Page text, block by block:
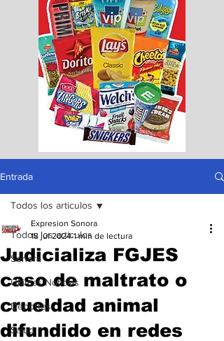
Entrada
Todos los articulos
Sonora
Ultimas Noticias
Deportes
Salud
Todos los articulos
Judicializa FGJES
caso de maltrato o
crueldad animal
difundido en redes
Expresion Sonora
18 jul 2024 1 min de lectura